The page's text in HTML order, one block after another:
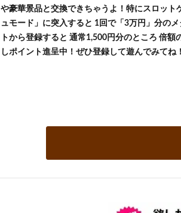
や豪華景品と交換できちゃうよ！特にスロット
ュモード」に突入すると 1回で「3万円」分のメ
トから登録すると 通常1,500円分のところ 倍額
しポイント進呈中！ぜひ登録して遊んでみてね！